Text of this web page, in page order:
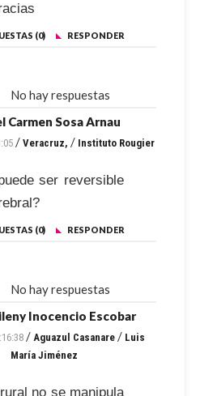
(0) RESPONDER
No hay respuestas
Carmen Sosa Arnau
/ Veracruz, / Instituto Rougier
ser reversible
(0) RESPONDER
No hay respuestas
Inocencio Escobar
/ Aguazul Casanare/ Luis
María Jiménez
no se manipula